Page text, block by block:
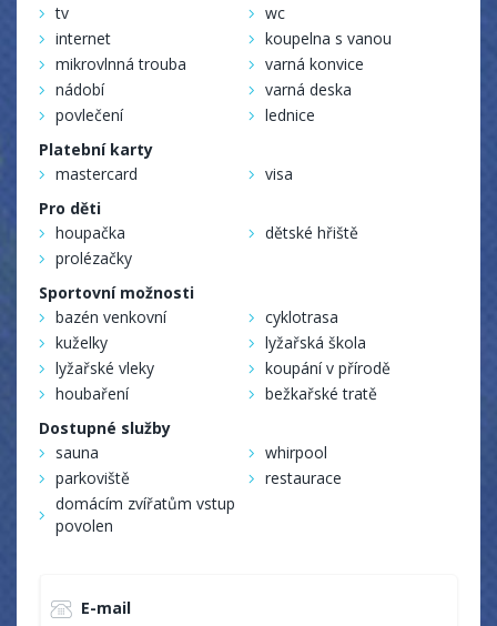
tv
wc
internet
koupelna s vanou
mikrovlnná trouba
varná konvice
nádobí
varná deska
povlečení
lednice
Platební karty
mastercard
visa
Pro děti
houpačka
dětské hřiště
prolézačky
Sportovní možnosti
bazén venkovní
cyklotrasa
kuželky
lyžařská škola
lyžařské vleky
koupání v přírodě
houbaření
bežkařské tratě
Dostupné služby
sauna
whirpool
parkoviště
restaurace
domácím zvířatům vstup
povolen
E-mail